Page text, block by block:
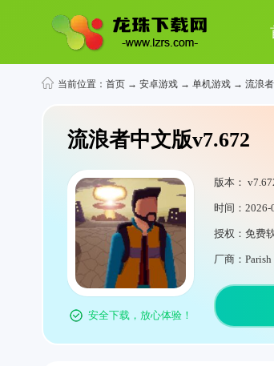
当前位置： 首页 → 安卓游戏 → 单机游戏 → 流浪
流浪者中文版v7.672
安全下载，放心体验！
版本：
时间：2026-
授权：免费
厂商：